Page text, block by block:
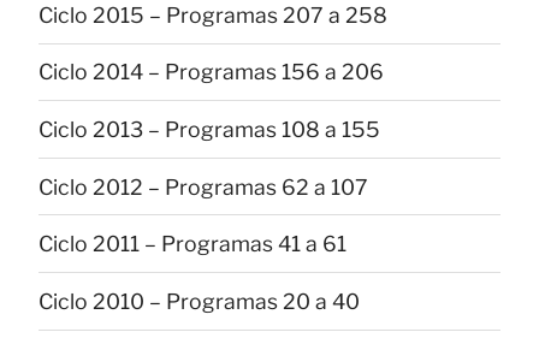
Ciclo 2015 – Programas 207 a 258
Ciclo 2014 – Programas 156 a 206
Ciclo 2013 – Programas 108 a 155
Ciclo 2012 – Programas 62 a 107
Ciclo 2011 – Programas 41 a 61
Ciclo 2010 – Programas 20 a 40